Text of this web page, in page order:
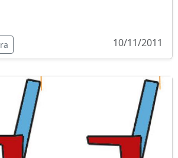
10/11/2011